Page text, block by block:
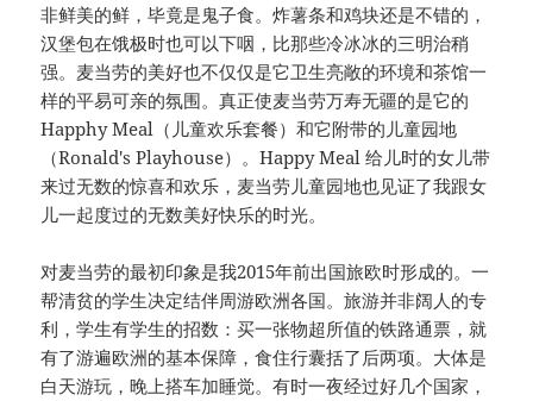
非鲜美的鲜，毕竟是鬼子食。炸薯条和鸡块还是不错的，
汉堡包在饿极时也可以下咽，比那些冷冰冰的三明治稍
强。麦当劳的美好也不仅仅是它卫生亮敞的环境和茶馆一
样的平易可亲的氛围。真正使麦当劳万寿无疆的是它的
Happhy Meal（儿童欢乐套餐）和它附带的儿童园地
（Ronald's Playhouse）。Happy Meal 给儿时的女儿带
来过无数的惊喜和欢乐，麦当劳儿童园地也见证了我跟女
儿一起度过的无数美好快乐的时光。
对麦当劳的最初印象是我2015年前出国旅欧时形成的。一
帮清贫的学生决定结伴周游欧洲各国。旅游并非阔人的专
利，学生有学生的招数：买一张物超所值的铁路通票，就
有了游遍欧洲的基本保障，食住行囊括了后两项。大体是
白天游玩，晚上搭车加睡觉。有时一夜经过好几个国家，